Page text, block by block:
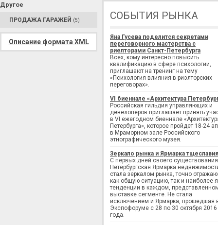
Другое
ПРОДАЖА ГАРАЖЕЙ (5)
Описание формата XML
СОБЫТИЯ РЫНКА
Яна Гусева поделится секретами
переговорного мастерства с
риелторами Санкт-Петербурга
Всех, кому интересно повысить
квалификацию в сфере психологии,
приглашают на тренинг на тему
«Психология влияния в риэлторских
переговорах».
VI биеннале «Архитектура
Российская гильдия управляющих и
девелоперов приглашает принять
в VI ежегодном биеннале
Петербурга», которое пройдет 18-24
в Мраморном зале Российского
этнографического музея.
Зеркало рынка и Ярмарка тщеславия
С первых дней своего существования
Петербургская Ярмарка
стала зеркалом рынка, точно
как общую ситуацию, так и наиболее
тенденции в каждом,
выставке сегменте. Не стала
исключением и Ярмарка, прошедшая
Экспофоруме с 28 по 30 октября 2016
года.